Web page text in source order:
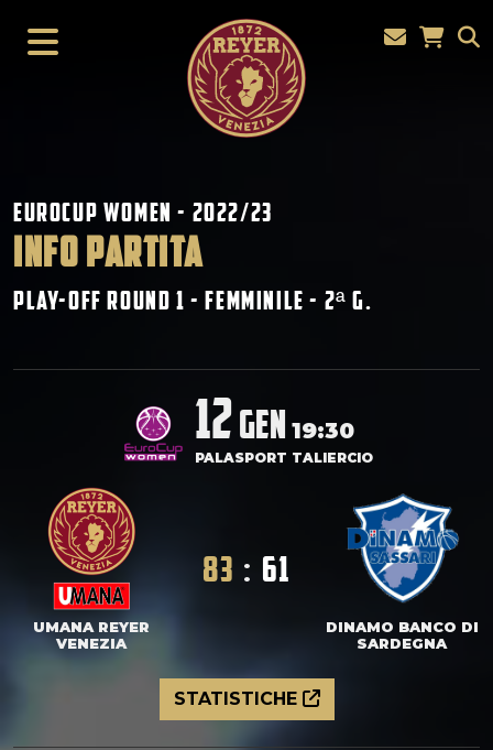
Eurocup Women - 2022/23
INFO PARTITA
Play-Off Round 1 - Femminile - 2ª G.
12gen 19:30
PALASPORT TALIERCIO
UMANA REYER
VENEZIA
83 : 61
DINAMO BANCO DI
SARDEGNA
STATISTICHE